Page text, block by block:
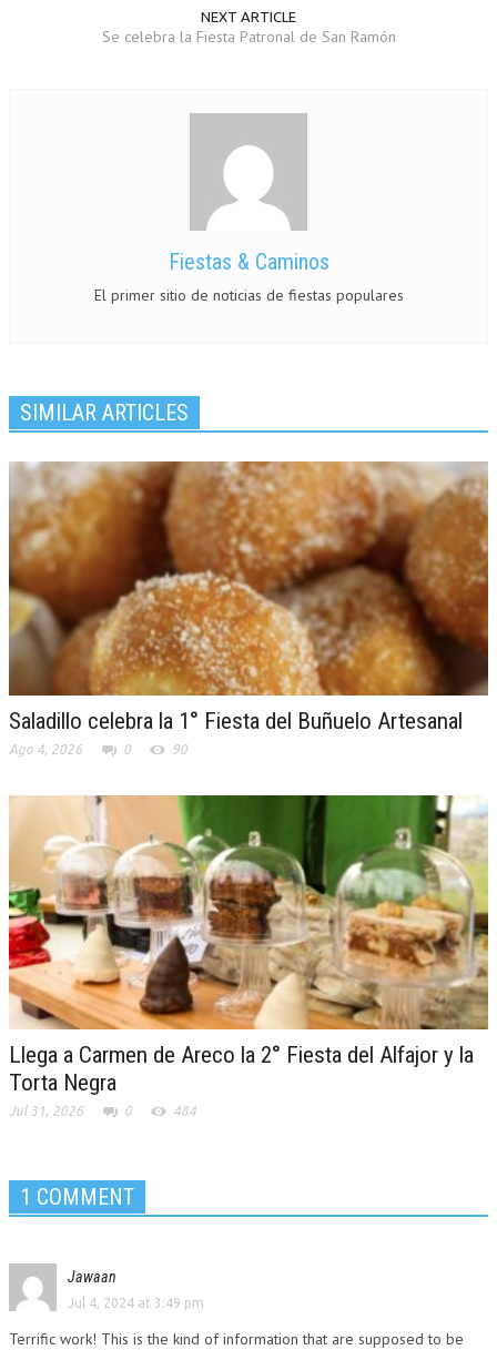
NEXT ARTICLE
Se celebra la Fiesta Patronal de San Ramón
Fiestas & Caminos
El primer sitio de noticias de fiestas populares
SIMILAR ARTICLES
Saladillo celebra la 1° Fiesta del Buñuelo Artesanal
Ago 4, 2026 0 90
Llega a Carmen de Areco la 2° Fiesta del Alfajor y la
Torta Negra
Jul 31, 2026 0 484
1 COMMENT
Jawaan
Jul 4, 2024 at 3:49 pm
Terrific work! This is the kind of information that are supposed to be